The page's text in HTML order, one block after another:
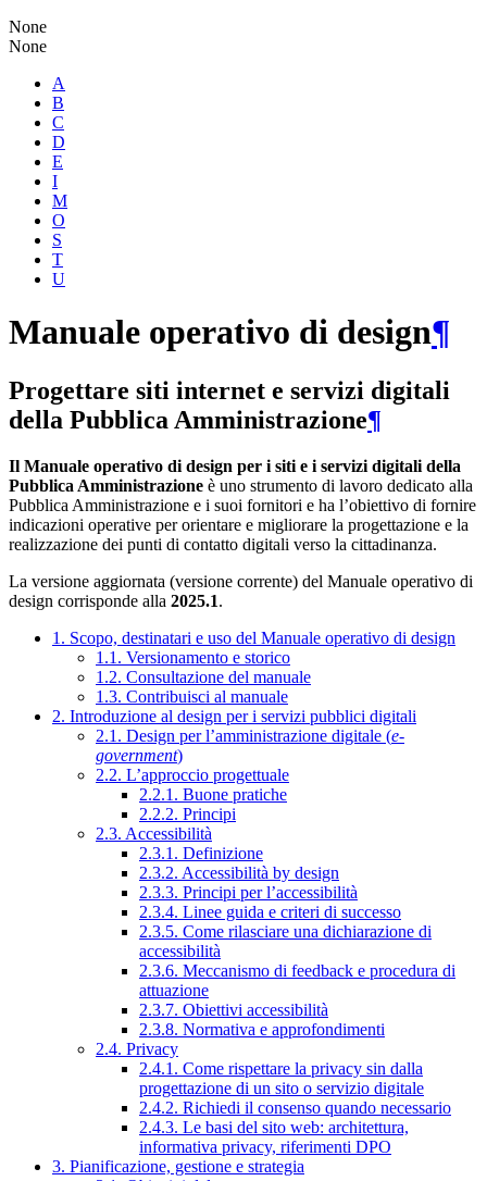
None
None
A
B
C
D
E
I
M
O
S
T
U
Manuale operativo di design¶
Progettare siti internet e servizi digitali
della Pubblica Amministrazione¶
Il Manuale operativo di design per i siti e i servizi digitali della
Pubblica Amministrazione è uno strumento di lavoro dedicato alla
Pubblica Amministrazione e i suoi fornitori e ha l’obiettivo di fornire
indicazioni operative per orientare e migliorare la progettazione e la
realizzazione dei punti di contatto digitali verso la cittadinanza.
La versione aggiornata (versione corrente) del Manuale operativo di
design corrisponde alla 2025.1.
1. Scopo, destinatari e uso del Manuale operativo di design
1.1. Versionamento e storico
1.2. Consultazione del manuale
1.3. Contribuisci al manuale
2. Introduzione al design per i servizi pubblici digitali
2.1. Design per l’amministrazione digitale (e-
government)
2.2. L’approccio progettuale
2.2.1. Buone pratiche
2.2.2. Principi
2.3. Accessibilità
2.3.1. Definizione
2.3.2. Accessibilità by design
2.3.3. Principi per l’accessibilità
2.3.4. Linee guida e criteri di successo
2.3.5. Come rilasciare una dichiarazione di
accessibilità
2.3.6. Meccanismo di feedback e procedura di
attuazione
2.3.7. Obiettivi accessibilità
2.3.8. Normativa e approfondimenti
2.4. Privacy
2.4.1. Come rispettare la privacy sin dalla
progettazione di un sito o servizio digitale
2.4.2. Richiedi il consenso quando necessario
2.4.3. Le basi del sito web: architettura,
informativa privacy, riferimenti DPO
3. Pianificazione, gestione e strategia